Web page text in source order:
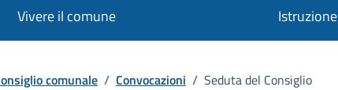
Vivere il comune Istruzione
comunale / Convocazioni / Seduta del Consiglio